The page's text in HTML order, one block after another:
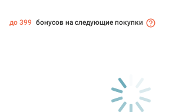
до 399 бонусов на следующие покупки